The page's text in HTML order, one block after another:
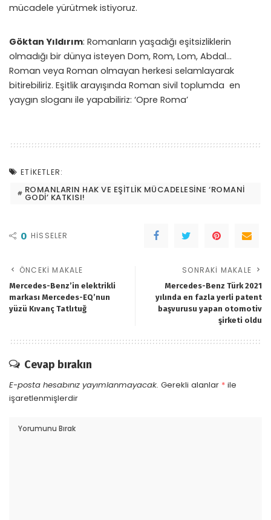
mücadele yürütmek istiyoruz.
Göktan Yıldırım: Romanların yaşadığı eşitsizliklerin
olmadığı bir dünya isteyen Dom, Rom, Lom, Abdal…
Roman veya Roman olmayan herkesi selamlayarak
bitirebiliriz. Eşitlik arayışında Roman sivil toplumda en
yaygın sloganı ile yapabiliriz: ‘Opre Roma’
ETIKETLER:
ROMANLARIN HAK VE EŞITLIK MÜCADELESINE ‘ROMANI
GODI’ KATKISI!
0 HISSELER
ÖNCEKI MAKALE
Mercedes-Benz’in elektrikli
markası Mercedes-EQ’nun
yüzü Kıvanç Tatlıtuğ
SONRAKI MAKALE
Mercedes-Benz Türk 2021
yılında en fazla yerli patent
başvurusu yapan otomotiv
şirketi oldu
Cevap bırakın
E-posta hesabınız yayımlanmayacak. Gerekli alanlar * ile
işaretlenmişlerdir